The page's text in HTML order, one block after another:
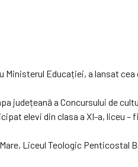
Educației, a lansat
județeană a Concursului de
elevi din clasa a XI-a, liceu
Liceul Teologic Penticostal